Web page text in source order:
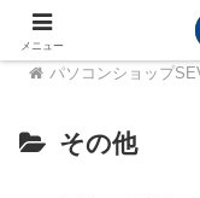
パソコンショップ
その他
メニュー